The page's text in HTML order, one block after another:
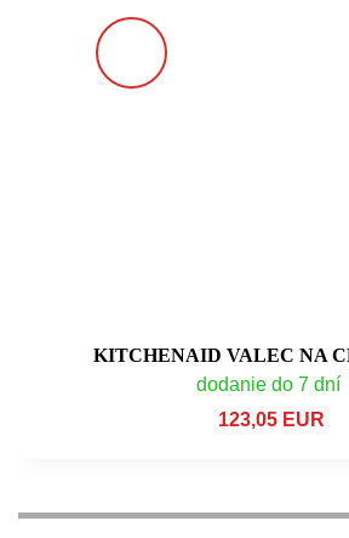
KITCHENAID VALEC NA
dodanie do 7 dní
123,05 EUR